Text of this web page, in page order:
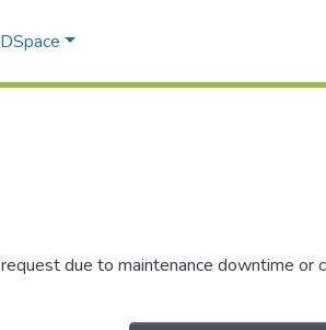
due to maintenance downtime or